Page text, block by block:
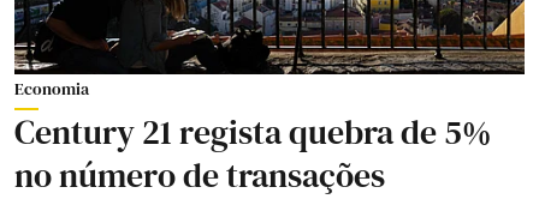
Economia
Century 21 regista quebra de 5%
no número de transações